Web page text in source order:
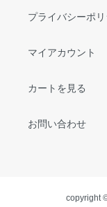
プライバシーポ
マイアカウント
カートを見る
お問い合わせ
copyright